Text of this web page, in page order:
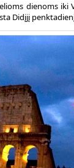
dienoms iki
Didįjį